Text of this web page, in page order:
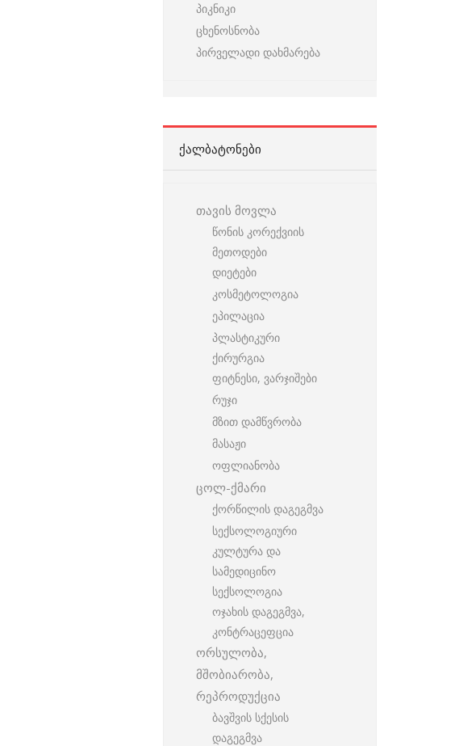
პიკნიკი
ცხენოსნობა
პირველადი დახმარება
ᲥᲐᲚᲑᲐᲢᲝᲜᲔᲑᲘ
თავის მოვლა
წონის კორექვიის
მეთოდები
დიეტები
კოსმეტოლოგია
ეპილაცია
პლასტიკური
ქირურგია
ფიტნესი, ვარჯიშები
რუჯი
მზით დამწვრობა
მასაჟი
ოფლიანობა
ცოლ-ქმარი
ქორწილის დაგეგმვა
სექსოლოგიური
კულტურა და
სამედიცინო
სექსოლოგია
ოჯახის დაგეგმვა,
კონტრაცეფცია
ორსულობა,
მშობიარობა,
რეპროდუქცია
ბავშვის სქესის
დაგეგმვა